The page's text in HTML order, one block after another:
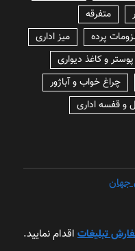
متفرقه
پرده
میز اداری
پوستر و کاغذ دیواری
چراغ خواب و آباژور
و قفسه اداری
جهان
تبلیغات اقدام نمایید.